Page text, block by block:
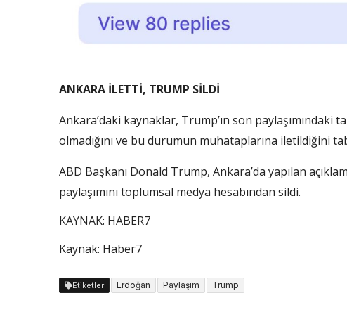
ANKARA İLETTİ, TRUMP SİLDİ
Ankara’daki kaynaklar, Trump’ın son paylaşımındaki
olmadığını ve bu durumun muhataplarına iletildiğini
ABD Başkanı Donald Trump, Ankara’da yapılan
paylaşımını toplumsal medya hesabından sildi.
KAYNAK: HABER7
Kaynak: Haber7
Etiketler Erdoğan Paylaşım Trump